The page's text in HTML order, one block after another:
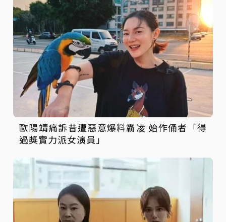
歐陽靖痛訴昔遭惡意爆料霸凌 始作俑者「得
過獎實力派女演員」